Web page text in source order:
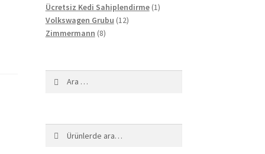
ürün
Ücretsiz Kedi Sahiplendirme 11
Volkswagen Grubu 1212
Zimmermann 88